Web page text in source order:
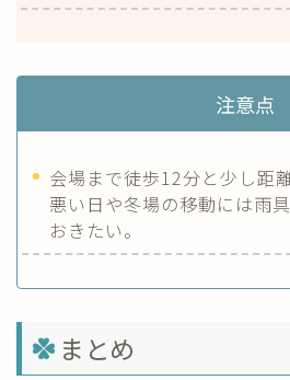
注意点
会場まで徒歩12分と少し距
悪い日や冬場の移動には雨
おきたい。
まとめ